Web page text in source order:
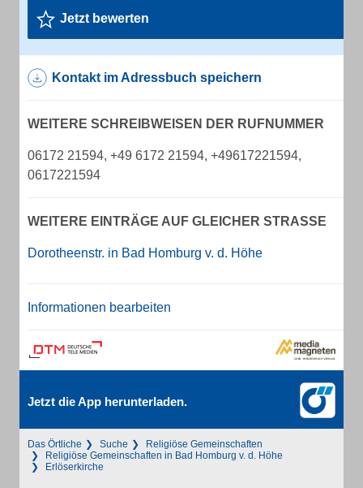
Jetzt bewerten
Kontakt im Adressbuch speichern
WEITERE SCHREIBWEISEN DER RUFNUMMER
06172 21594, +49 6172 21594, +49617221594,
0617221594
WEITERE EINTRÄGE AUF GLEICHER STRASSE
Dorotheenstr. in Bad Homburg v. d. Höhe
Informationen bearbeiten
Jetzt die App herunterladen.
Das Örtliche Suche
Religiöse Gemeinschaften
Religiöse Gemeinschaften in Bad Homburg v. d. Höhe
Erlöserkirche